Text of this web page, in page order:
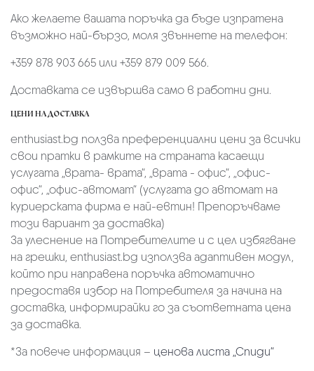
Ако желаете вашата поръчка да бъде изпратена
възможно най-бързо, моля звъннете на телефон:
+359 878 903 665 или +359 879 009 566.
Доставката се извършва само в работни дни.
ЦЕНИ НА ДОСТАВКА
enthusiast.bg ползва преференциални цени за всички
свои пратки в рамките на страната касаещи
услугата „врата- врата“, „врата - офис“, „oфис-
офис“, „офис-автомат“ (услугата до автомат на
куриерската фирма е най-евтин! Препоръчваме
този вариант за доставка)
За улеснение на Потребителите и с цел избягване
на грешки, enthusiast.bg използва адаптивен модул,
който при направена поръчка автоматично
предоставя избор на Потребителя за начина на
доставка, информирайки го за съответната цена
за доставка.
*За повече информация – ценова листа „Спиди“